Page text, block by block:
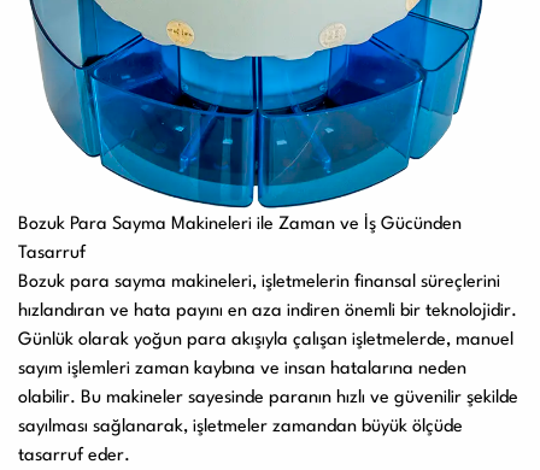
Bozuk Para Sayma Makineleri ile Zaman ve İş Gücünden
Tasarruf
Bozuk para sayma makineleri, işletmelerin finansal süreçlerini
hızlandıran ve hata payını en aza indiren önemli bir teknolojidir.
Günlük olarak yoğun para akışıyla çalışan işletmelerde, manuel
sayım işlemleri zaman kaybına ve insan hatalarına neden
olabilir. Bu makineler sayesinde paranın hızlı ve güvenilir şekilde
sayılması sağlanarak, işletmeler zamandan büyük ölçüde
tasarruf eder.